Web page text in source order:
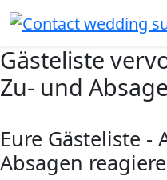
Gästeliste
Zu- und
Eure Gästeliste -
Absagen